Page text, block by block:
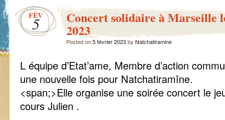
FÉV
5 Concert solidaire à Marseille
2023
Posted on5 février 2023by Natchatiramine
L équipe d’Etat’ame, Membre d’action
une nouvelle fois pour Natchatiramîne.
<span;>Elle organise une soirée concert le
cours Julien .